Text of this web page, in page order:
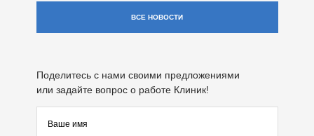
ВСЕ НОВОСТИ
Поделитесь с нами своими предложениями
или задайте вопрос о работе Клиник!